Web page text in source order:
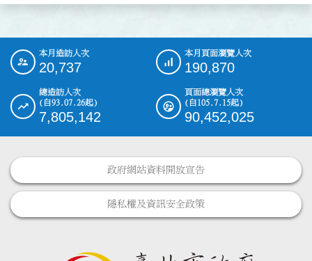
::: 本月造訪人次
20,737
本月頁面瀏覽人次
190,870
總造訪人次
(自93.07.26起)
7,805,142
頁面總瀏覽人次
(自105.7.15起)
90,452,025
政府網站資料開放宣告
隱私權及資訊安全政策